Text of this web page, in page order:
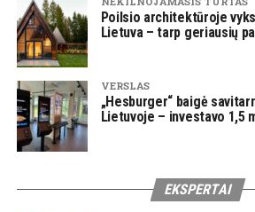
Poilsio architektūroje
Lietuva – tarp geriausių
VERSLAS
„Hesburger“ baigė
Lietuvoje – investavo 1,5
EKSPERTAI